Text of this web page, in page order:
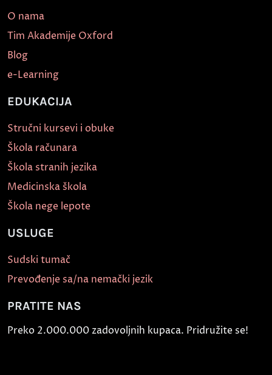
O nama
Tim Akademije Oxford
Blog
e-Learning
EDUKACIJA
Stručni kursevi i obuke
Škola računara
Škola stranih jezika
Medicinska škola
Škola nege lepote
USLUGE
Sudski tumač
Prevođenje sa/na nemački jezik
PRATITE NAS
Preko 2.000.000 zadovoljnih kupaca. Pridružite se!